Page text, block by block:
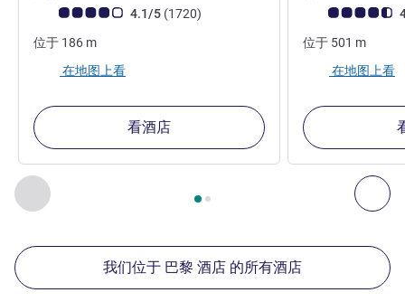
上一个 - 我们在附近的其他酒店 下
第 1页，共 , 我们在附近的其他酒店 1 :, 我们在附近的
客户意见评级 (ALL 评级)
4.1/5 (1720评论
)
位于 186 m
在地图上看
看酒店
客户意见评级
位于 501 m
在地图上看
我们位于 巴黎 酒店 的所有酒店